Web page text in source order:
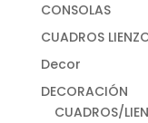
CONSOLAS
CUADROS
Decor
DECORACIÓN
CUADROS/